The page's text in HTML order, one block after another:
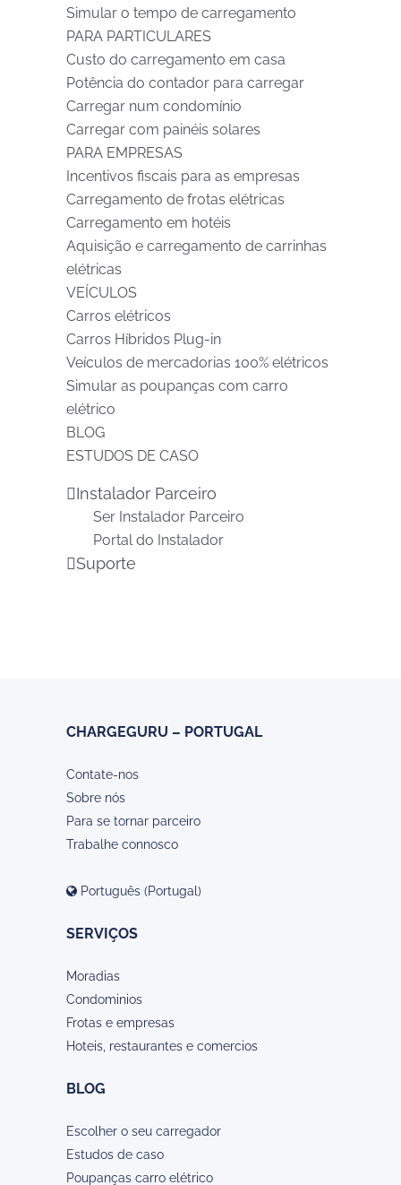
Simular o tempo de carregamento
PARA PARTICULARES
Custo do carregamento em casa
Potência do contador para carregar
Carregar num condomínio
Carregar com painéis solares
PARA EMPRESAS
Incentivos fiscais para as empresas
Carregamento de frotas elétricas
Carregamento em hotéis
Aquisição e carregamento de carrinhas
elétricas
VEÍCULOS
Carros elétricos
Carros Híbridos Plug-in
Veículos de mercadorias 100% elétricos
Simular as poupanças com carro
elétrico
BLOG
ESTUDOS DE CASO
Instalador Parceiro
Ser Instalador Parceiro
Portal do Instalador
Suporte
CHARGEGURU – PORTUGAL
Contate-nos
Sobre nós
Para se tornar parceiro
Trabalhe connosco
Português (Portugal)
SERVIÇOS
Moradias
Condominios
Frotas e empresas
Hoteis, restaurantes e comercios
BLOG
Escolher o seu carregador
Estudos de caso
Poupanças carro elétrico